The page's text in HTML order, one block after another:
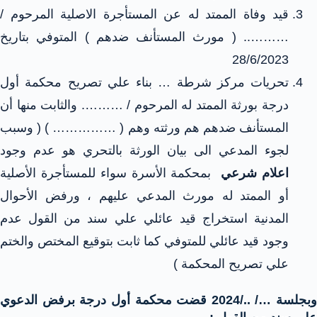
قيد وفاة الممتد له عن المستأجرة الاصلية المرحوم /
……….. ( مورث المستأنف ضدهم ) المتوفي بتاريخ
28/6/2023
تحريات مركز شرطة … بناء علي تصريح محكمة أول
درجة بورثة الممتد له المرحوم / ………. والثابت منها أن
المستأنف ضدهم هم ورثته وهم ( …………… ) ( وسبب
لجوء المدعي الى بيان الورثة بالتحري هو عدم وجود
اعلام شرعي
بمحكمة الأسرة سواء للمستأجرة الأصلية
أو الممتد له مورث المدعي عليهم ، ورفض الأحوال
المدنية استخراج قيد عائلي علي سند من القول عدم
وجود قيد عائلي للمتوفي كما ثابت بتوقيع المختص والختم
علي تصريح المحكمة )
وبجلسة …/ ../2024 قضت محكمة أول درجة برفض الدعوي